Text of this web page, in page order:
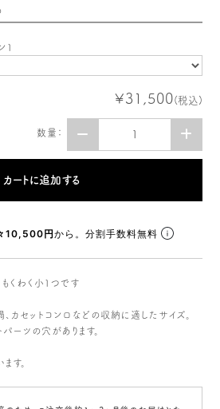
１
¥31,500(税込)
数量：
10,500円から。分割手数料無料
くわく小１つです
カセットコンロなどの収納に適したサイズ。
ーツの穴があります。
す。